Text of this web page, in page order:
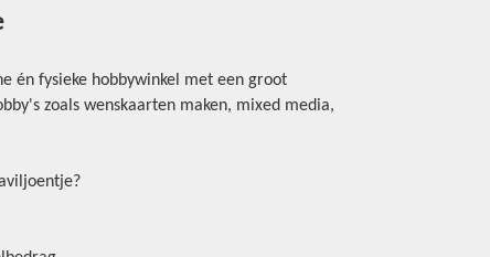
én fysieke hobbywinkel met een groot
zoals wenskaarten maken, mixed media,